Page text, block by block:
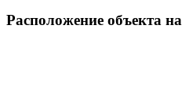
Расположение объекта